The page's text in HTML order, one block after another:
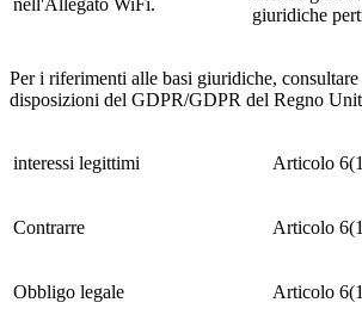
giuridiche
Per i riferimenti alle basi giuridiche, consultare
disposizioni del GDPR/GDPR del Regno
interessi legittimi Articolo
Contrarre Articolo
Obbligo legale Articolo